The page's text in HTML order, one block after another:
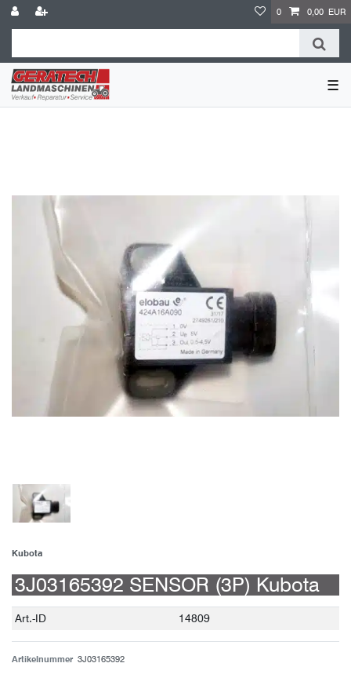
0 0,00 EUR
☰
Kubota
3J03165392 SENSOR (3P) Kubota
Technisches
Wert
Art.-ID 14809
Artikelnummer 3J03165392